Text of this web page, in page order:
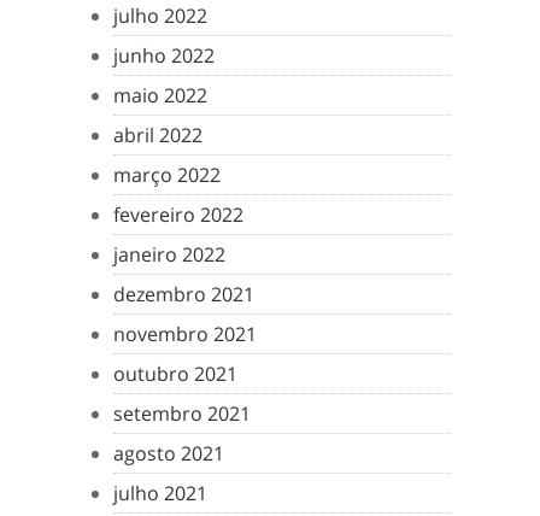
julho 2022
junho 2022
maio 2022
abril 2022
março 2022
fevereiro 2022
janeiro 2022
dezembro 2021
novembro 2021
outubro 2021
setembro 2021
agosto 2021
julho 2021